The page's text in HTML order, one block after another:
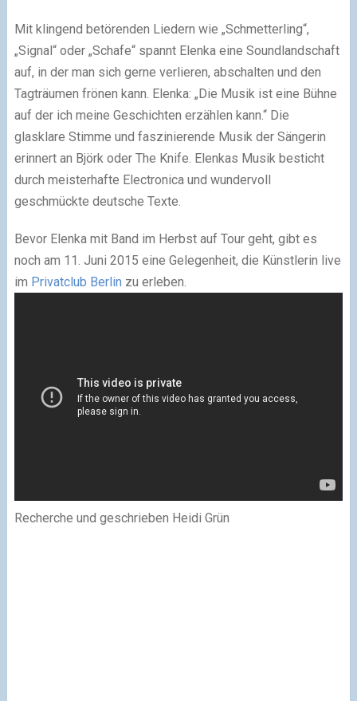
Mit klingend betörenden Liedern wie „Schmetterling“,
„Signal“ oder „Schafe“ spannt Elenka eine Soundlandschaft
auf, in der man sich gerne verlieren, abschalten und den
Tagträumen frönen kann. Elenka: „Die Musik ist eine Bühne
auf der ich meine Geschichten erzählen kann.“ Die
glasklare Stimme und faszinierende Musik der Sängerin
erinnert an Björk oder The Knife. Elenkas Musik besticht
durch meisterhafte Electronica und wundervoll
geschmückte deutsche Texte.
Bevor Elenka mit Band im Herbst auf Tour geht, gibt es
noch am 11. Juni 2015 eine Gelegenheit, die Künstlerin live
im Privatclub Berlin zu erleben.
Recherche und geschrieben Heidi Grün